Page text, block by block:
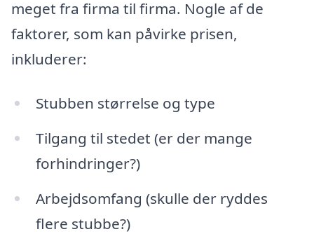
meget fra firma til firma. Nogle af de
faktorer, som kan påvirke prisen,
inkluderer:
Stubben størrelse og type
Tilgang til stedet (er der mange
forhindringer?)
Arbejdsomfang (skulle der ryddes
flere stubbe?)